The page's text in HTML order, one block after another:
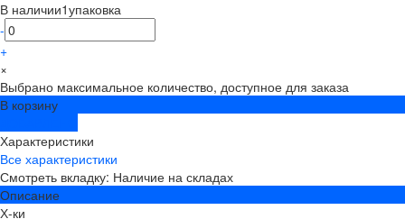
В наличии1упаковка
-
+
×
Выбрано максимальное количество, доступное для заказа
В корзину
Характеристики
Все характеристики
Смотреть вкладку: Наличие на складах
Описание
Х-ки